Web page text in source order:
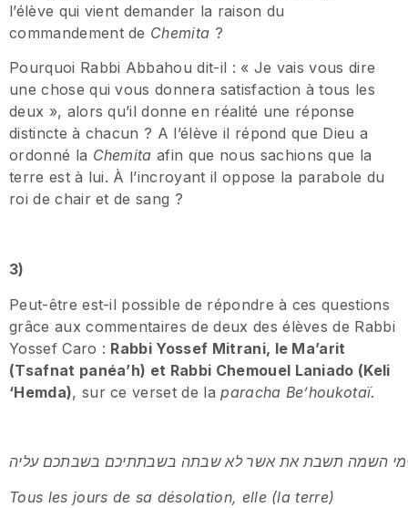
l’élève qui vient demander la raison du
commandement de Chemita ?
Pourquoi Rabbi Abbahou dit-il : « Je vais vous dire
une chose qui vous donnera satisfaction à tous les
deux », alors qu’il donne en réalité une réponse
distincte à chacun ? A l’élève il répond que Dieu a
ordonné la Chemita afin que nous sachions que la
terre est à lui. À l’incroyant il oppose la parabole du
roi de chair et de sang ?
3)
Peut-être est-il possible de répondre à ces questions
grâce aux commentaires de deux des élèves de Rabbi
Yossef Caro : Rabbi Yossef Mitrani, le Ma’arit
(Tsafnat panéa’h) et Rabbi Chemouel Laniado (Keli
‘Hemda), sur ce verset de laparacha Be’houkotaï.
Tous les jours de sa désolation, elle (la terre)